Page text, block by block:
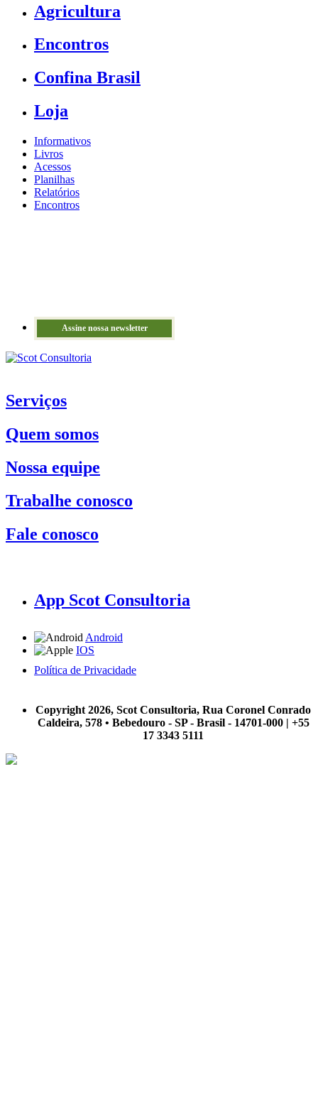
Agricultura
Encontros
Confina Brasil
Loja
Informativos
Livros
Acessos
Planilhas
Relatórios
Encontros
Assine nossa newsletter
Serviços
Quem somos
Nossa equipe
Trabalhe conosco
Fale conosco
App Scot Consultoria
Android
IOS
Política de Privacidade
Copyright 2026, Scot Consultoria, Rua Coronel Conrado
Caldeira, 578 • Bebedouro - SP - Brasil - 14701-000 | +55
17 3343 5111